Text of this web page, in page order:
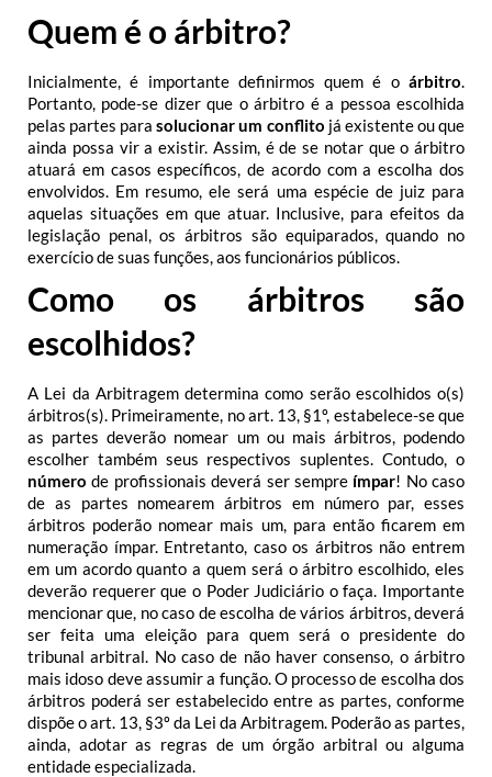
Quem é o árbitro?
Inicialmente, é importante definirmos quem é o árbitro.
Portanto, pode-se dizer que o árbitro é a pessoa escolhida
pelas partes parasolucionar um conflito já existente ou que
ainda possa vir a existir. Assim, é de se notar que o árbitro
atuará em casos específicos, de acordo com a escolha dos
envolvidos. Em resumo, ele será uma espécie de juiz para
aquelas situações em que atuar. Inclusive, para efeitos da
legislação penal, os árbitros são equiparados, quando no
exercício de suas funções, aos funcionários públicos.
Como os árbitros são
escolhidos?
A Lei da Arbitragem determina como serão escolhidos o(s)
árbitros(s). Primeiramente, no art. 13, §1º, estabelece-se que
as partes deverão nomear um ou mais árbitros, podendo
escolher também seus respectivos suplentes.Contudo, o
número de profissionais deverá ser sempre ímpar! No caso
de as partes nomearem árbitros em número par, esses
árbitros poderão nomear mais um, para então ficarem em
numeração ímpar. Entretanto, caso os árbitros não entrem
em um acordo quanto a quem será o árbitro escolhido, eles
deverão requerer que o Poder Judiciário o faça. Importante
mencionar que, no caso de escolha de vários árbitros, deverá
ser feita uma eleição para quem será o presidente do
tribunal arbitral. No caso de não haver consenso, o árbitro
mais idoso deve assumir a função.O processo de escolha dos
árbitros poderá ser estabelecido entre as partes, conforme
dispõe o art. 13, §3º da Lei da Arbitragem. Poderão as partes,
ainda, adotar as regras de um órgão arbitral ou alguma
entidade especializada.